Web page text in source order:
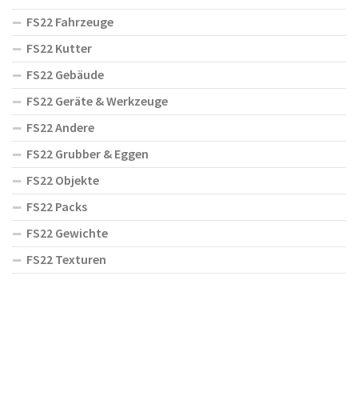
FS22 Fahrzeuge
FS22 Kutter
FS22 Gebäude
FS22 Geräte & Werkzeuge
FS22 Andere
FS22 Grubber & Eggen
FS22 Objekte
FS22 Packs
FS22 Gewichte
FS22 Texturen